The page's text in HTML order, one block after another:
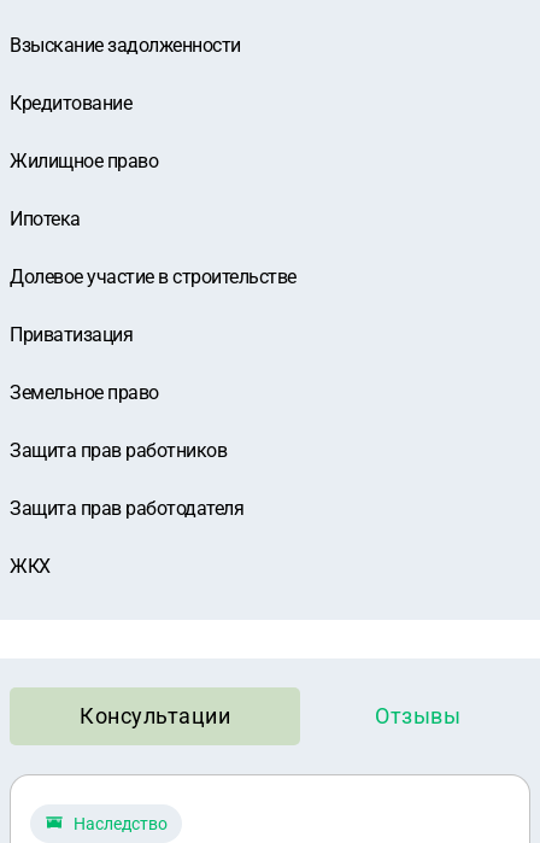
Взыскание задолженности
Кредитование
Жилищное право
Ипотека
Долевое участие в строительстве
Приватизация
Земельное право
Защита прав работников
Защита прав работодателя
ЖКХ
Консультации Отзывы
Наследство